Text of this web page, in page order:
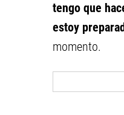
tengo que
estoy
momento.